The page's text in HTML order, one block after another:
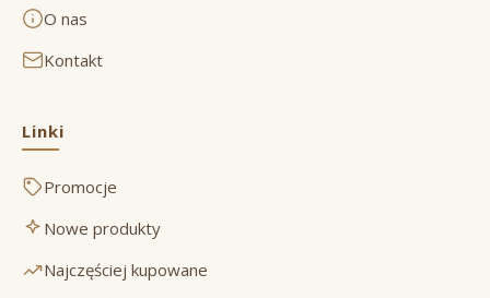
O nas
Kontakt
Linki
Promocje
Nowe produkty
Najczęściej kupowane